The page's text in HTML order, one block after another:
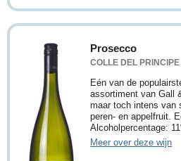
Prosecco
COLLE DEL
Eén van de
assortiment van Gall
maar toch intens van
peren- en appelfruit.
Alcoholpercentage:
Meer over deze wijn